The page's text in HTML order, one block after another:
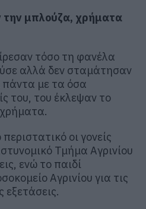
την μπλούζα, χρήματα
τόσο τη φανέλα
αλλά δεν σταμάτησαν
με τα όσα
του, του έκλεψαν το
οι γονείς
Τμήμα Αγρινίου
ενώ το παιδί
Αγρινίου για τις
εξετάσεις.